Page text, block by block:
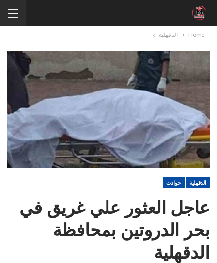
Home الدقهلية
الدقهلية حوادث
عاجل العثور علي غريق في
بحر الدروتين بمحافظة
الدقهلية